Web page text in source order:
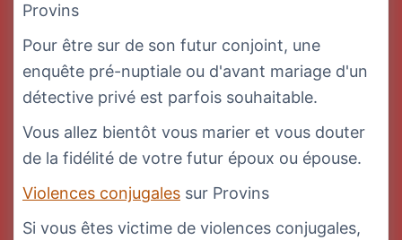
Provins
Pour être sur de son futur conjoint, une
enquête pré-nuptiale ou d'avant mariage d'un
détective privé est parfois souhaitable.
Vous allez bientôt vous marier et vous douter
de la fidélité de votre futur époux ou épouse.
Violences conjugales sur Provins
Si vous êtes victime de violences conjugales,